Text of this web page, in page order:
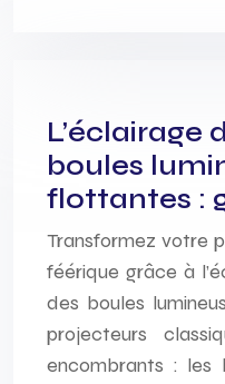
L’éclairage
boules
flottantes :
Transformez votre
féérique grâce à
des boules
projecteurs
encombrants : les